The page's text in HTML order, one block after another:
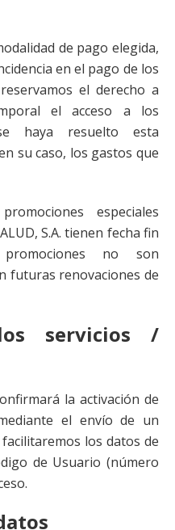
de pago elegida,
en el pago de los
el derecho a
el acceso a los
haya resuelto esta
su caso, los gastos que
especiales
S.A. tienen fecha fin
no son
futuras renovaciones de
servicios /
la activación de
el envío de un
los datos de
de Usuario (número